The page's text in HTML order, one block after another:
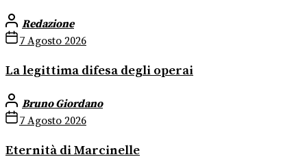
Redazione
7 Agosto 2026
La legittima difesa degli operai
Bruno Giordano
7 Agosto 2026
Eternità di Marcinelle